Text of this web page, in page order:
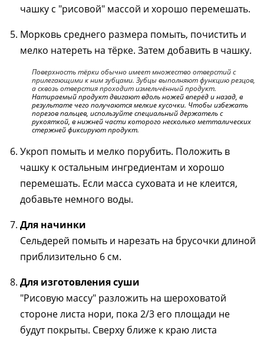
чашку с "рисовой" массой и хорошо перемешать.
Морковь среднего размера помыть, почистить и
мелко натереть на тёрке. Затем добавить в чашку.
Поверхность тёрки обычно имеет множество отверстий с
прилегающими к ним зубцами. Зубцы выполняют функцию резцов,
а сквозь отверстия проходит измельчённый продукт.
Натираемый продукт двигают вдоль ножей вперёд и назад, в
результате чего получаются мелкие кусочки. Чтобы избежать
порезов пальцев, используйте специальный держатель с
рукояткой, в нижней части которого несколько метталических
стержней фиксируют продукт.
Укроп помыть и мелко порубить. Положить в
чашку к остальным ингредиентам и хорошо
перемешать. Если масса суховата и не клеится,
добавьте немного воды.
Для начинки
Сельдерей помыть и нарезать на брусочки длиной
приблизительно 6 см.
Для изготовления суши
"Рисовую массу" разложить на шероховатой
стороне листа нори, пока 2/3 его площади не
будут покрыты. Сверху ближе к краю листа